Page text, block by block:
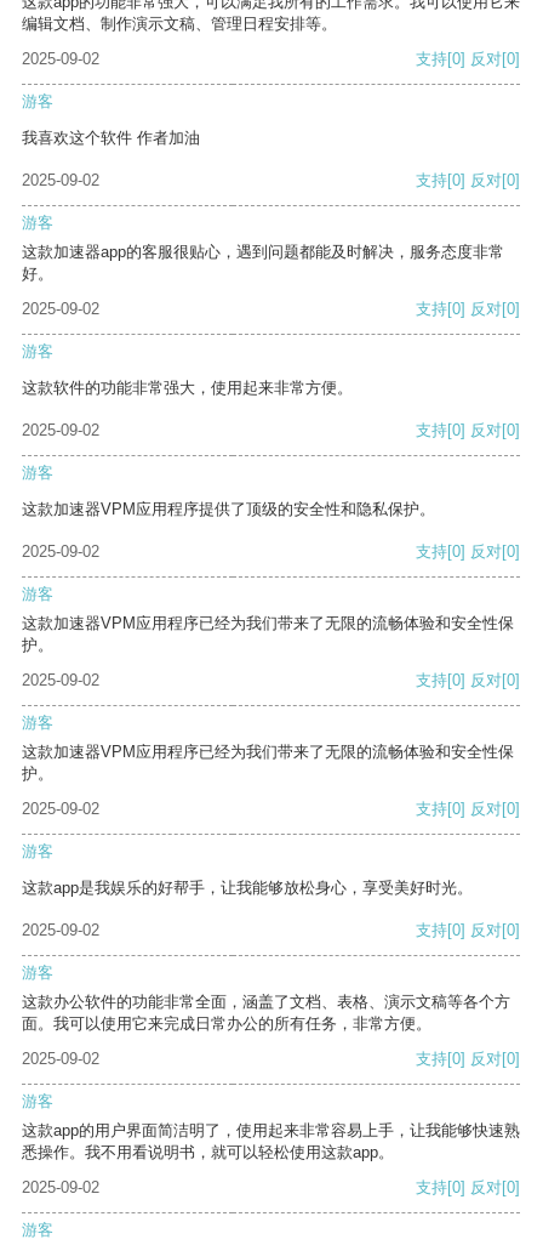
编辑文档、制作演示文稿、管理日程安排等。
2025-09-02
支持[0] 反对[0]
游客
我喜欢这个软件 作者加油
2025-09-02 支持[0] 反对[0]
游客
这款加速器app的客服很贴心，遇到问题都能及时解决，服务态度非常
好。
2025-09-02
支持[0] 反对[0]
游客
这款软件的功能非常强大，使用起来非常方便。
2025-09-02 支持[0] 反对[0]
游客
这款加速器VPM应用程序提供了顶级的安全性和隐私保护。
2025-09-02 支持[0] 反对[0]
游客
这款加速器VPM应用程序已经为我们带来了无限的流畅体验和安全性保
护。
2025-09-02
支持[0] 反对[0]
游客
这款加速器VPM应用程序已经为我们带来了无限的流畅体验和安全性保
护。
2025-09-02
支持[0] 反对[0]
游客
这款app是我娱乐的好帮手，让我能够放松身心，享受美好时光。
2025-09-02 支持[0] 反对[0]
游客
这款办公软件的功能非常全面，涵盖了文档、表格、演示文稿等各个方
面。我可以使用它来完成日常办公的所有任务，非常方便。
2025-09-02
支持[0] 反对[0]
游客
这款app的用户界面简洁明了，使用起来非常容易上手，让我能够快速熟
悉操作。我不用看说明书，就可以轻松使用这款app。
2025-09-02
支持[0] 反对[0]
游客